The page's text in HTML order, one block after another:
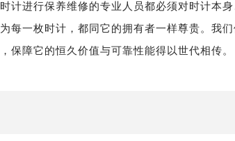
计进行保养维修的专业人员都必须对时计本
每一枚时计，都同它的拥有者一样尊贵。我
保障它的恒久价值与可靠性能得以世代相传。